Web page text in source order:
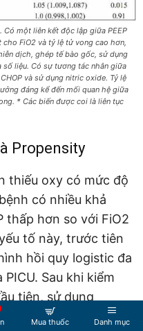
một liên kết độc lập giữa PEEP
FiO2 và tỷ lệ tử vong cao hơn,
dịch, ghép tế bào gốc, sử dụng
liệu. Có sự tương tác nhân giữa
và sử dụng nitric oxide. Tỷ lệ
đáng kể đến mối quan hệ giữa
* Các biến được coi là liên tục
Propensity
thiếu oxy có mức độ
có nhiều khả
thấp hơn so với FiO2
tố này, trước tiên
hồi quy logistic đa
Sau khi kiểm
tiên, sử dụng
cấy ghép tế bào
Mua thuốc Danh mục